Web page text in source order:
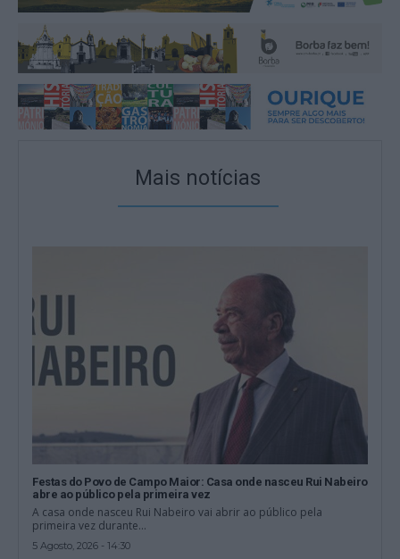
Mais notícias
Festas do Povo de Campo Maior: Casa onde nasceu Rui Nabeiro
abre ao público pela primeira vez
A casa onde nasceu Rui Nabeiro vai abrir ao público pela
primeira vez durante...
5 Agosto, 2026 - 14:30